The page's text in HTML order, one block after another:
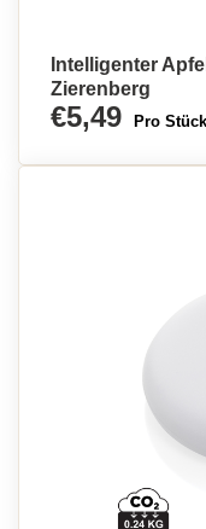
Intelligenter
Zierenberg
€5,49 Pro